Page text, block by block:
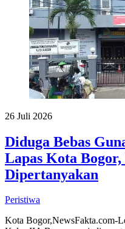
26 Juli 2026
Diduga Bebas
Lapas Kota Bogor,
Dipertanyakan
Peristiwa
Kota Bogor,NewsFakta.com-